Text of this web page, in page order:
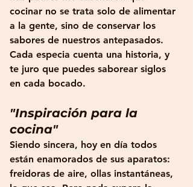
cocinar no se trata solo de alimentar
a la gente, sino de conservar los
sabores de nuestros antepasados.
Cada especia cuenta una historia, y
te juro que puedes saborear siglos
en cada bocado.
"Inspiración para la
cocina"
Siendo sincera, hoy en día todos
están enamorados de sus aparatos:
freidoras de aire, ollas instantáneas,